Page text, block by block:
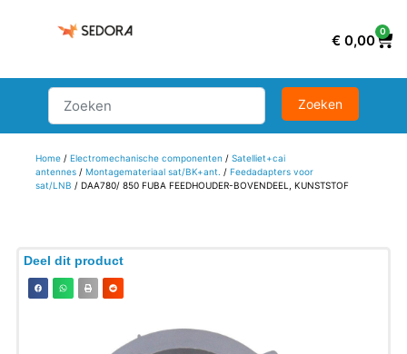
€ 0,00
0
Home/ Electromechanische componenten / Satelliet+cai
antennes/ Montagemateriaal sat/BK+ant. / Feedadapters voor
sat/LNB / DAA780/ 850 FUBA FEEDHOUDER-BOVENDEEL, KUNSTSTOF
Deel dit product